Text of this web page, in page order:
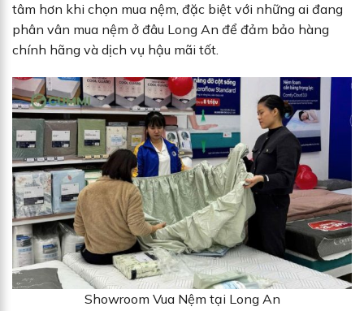
tâm hơn khi chọn mua nệm, đặc biệt với những ai đang
phân vân mua nệm ở đâu Long An để đảm bảo hàng
chính hãng và dịch vụ hậu mãi tốt.
Showroom Vua Nệm tại Long An